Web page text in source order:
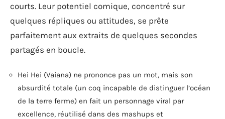
courts. Leur potentiel comique, concentré sur
quelques répliques ou attitudes, se prête
parfaitement aux extraits de quelques secondes
partagés en boucle.
Hei Hei (Vaiana) ne prononce pas un mot, mais son
absurdité totale (un coq incapable de distinguer l’océan
de la terre ferme) en fait un personnage viral par
excellence, réutilisé dans des mashups et